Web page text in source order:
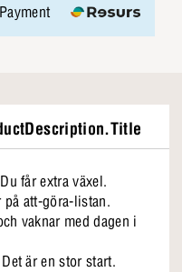
får extra växel.
på att-göra-listan.
vaknar med dagen i
är en stor start.